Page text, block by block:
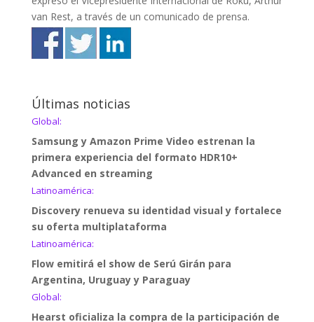
van Rest, a través de un comunicado de prensa.
Últimas noticias
Global:
Samsung y Amazon Prime Video estrenan la
primera experiencia del formato HDR10+
Advanced en streaming
Latinoamérica:
Discovery renueva su identidad visual y fortalece
su oferta multiplataforma
Latinoamérica:
Flow emitirá el show de Serú Girán para
Argentina, Uruguay y Paraguay
Global:
Hearst oficializa la compra de la participación de